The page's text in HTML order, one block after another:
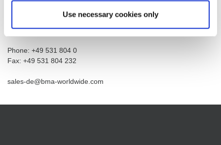
Use necessary cookies only
Phone: +49 531 804 0
Fax: +49 531 804 232
sales-de@bma-worldwide.com